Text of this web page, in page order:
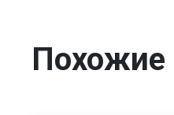
Похожие